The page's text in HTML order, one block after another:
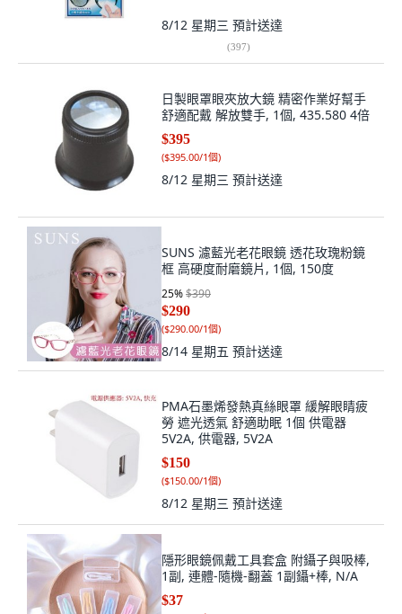
8/12 星期三 預計送達
(397)
日製眼罩眼夾放大鏡 精密作業好幫手
舒適配戴 解放雙手, 1個, 435.580 4倍
$395
($395.00/1個)
8/12 星期三 預計送達
SUNS 濾藍光老花眼鏡 透花玫瑰粉鏡
框 高硬度耐磨鏡片, 1個, 150度
25%$390
$290
($290.00/1個)
8/14 星期五 預計送達
PMA石墨烯發熱真絲眼罩 緩解眼睛疲
勞 遮光透氣 舒適助眠 1個 供電器
5V2A, 供電器, 5V2A
$150
($150.00/1個)
8/12 星期三 預計送達
隱形眼鏡佩戴工具套盒 附鑷子與吸棒,
1副, 連體-隨機-翻蓋 1副鑷+棒, N/A
$37